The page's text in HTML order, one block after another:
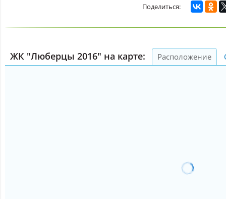
ЖК "Люберцы 2016" на карте: Расположение